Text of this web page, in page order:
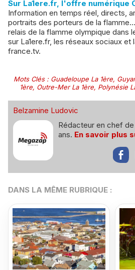
Sur La1ere.fr, l'offre numérique
Information en temps réel, directs,
portraits des porteurs de la
relais de la flamme olympique dans
sur La1ere.fr, les réseaux sociaux et
france.tv.
Mots Clés: Guadeloupe La 1ère,
1ère, Outre-Mer La 1ère, Polynésie
Belzamine Ludovic
Rédacteur en chef
ans. En savoir plus
DANS LA MÊME RUBRIQUE :